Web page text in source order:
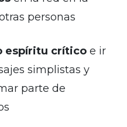
personas
espíritu crítico e ir
simplistas y
parte de